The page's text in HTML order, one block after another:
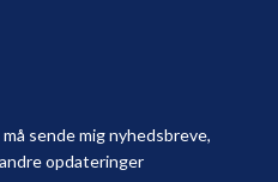
sende mig nyhedsbreve,
opdateringer